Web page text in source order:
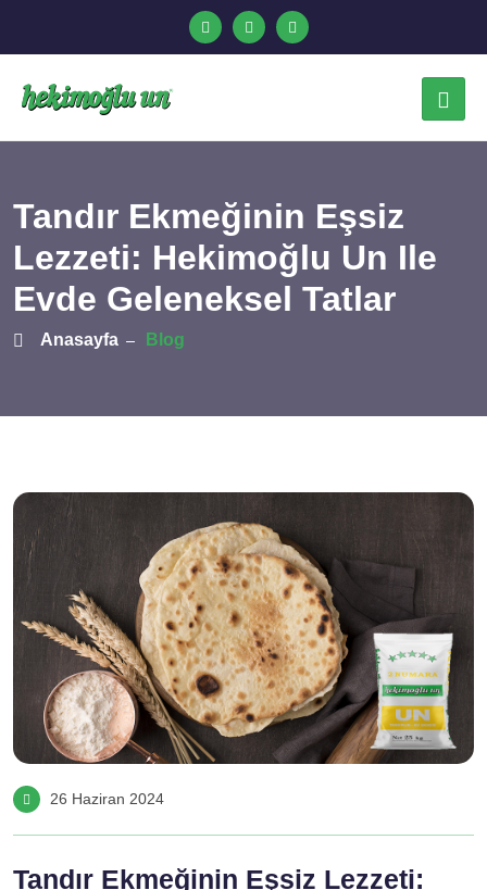
Tandır Ekmeğinin Eşsiz
Lezzeti: Hekimoğlu Un Ile
Evde Geleneksel Tatlar
Anasayfa Blog
26 Haziran 2024
Tandır Ekmeğinin Eşsiz Lezzeti: